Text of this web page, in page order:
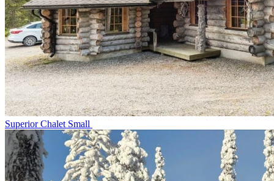
Superior Chalet Small